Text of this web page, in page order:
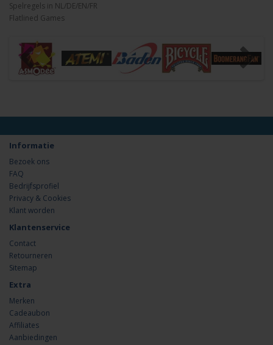
Spelregels in NL/DE/EN/FR
Flatlined Games
Informatie
Bezoek ons
FAQ
Bedrijfsprofiel
Privacy & Cookies
Klant worden
Klantenservice
Contact
Retourneren
Sitemap
Extra
Merken
Cadeaubon
Affiliates
Aanbiedingen